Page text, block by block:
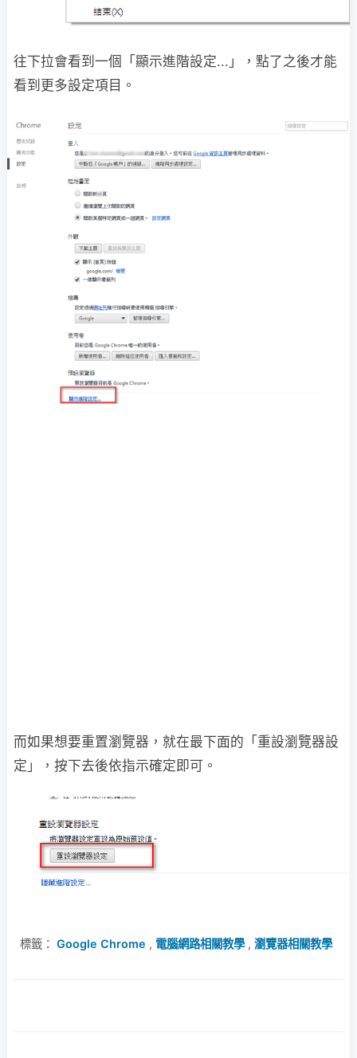
往下拉會看到一個「顯示進階設定...」，點了之後才能
看到更多設定項目。
而如果想要重置瀏覽器，就在最下面的「重設瀏覽器設
定」，按下去後依指示確定即可。
標籤： Google Chrome , 電腦網路相關教學, 瀏覽器相關教學